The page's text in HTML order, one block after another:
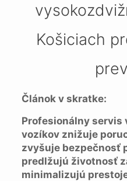
Košiciach
Článok v skratke:
Profesionálny servis
vozíkov znižuje
zvyšuje bezpečnosť
predlžujú životnosť
minimalizujú